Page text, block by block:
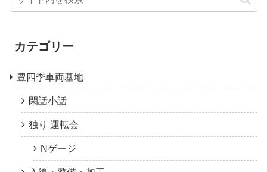
カテゴリー
豊四季車両基地
閑話小話
独り 運転会
Nゲージ